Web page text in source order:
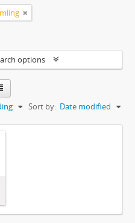
options
Sort by: Date modified